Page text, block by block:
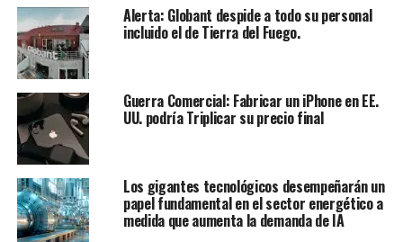
Alerta: Globant despide a todo su personal
incluido el de Tierra del Fuego.
Guerra Comercial: Fabricar un iPhone en EE.
UU. podría Triplicar su precio final
Los gigantes tecnológicos desempeñarán un
papel fundamental en el sector energético a
medida que aumenta la demanda de IA